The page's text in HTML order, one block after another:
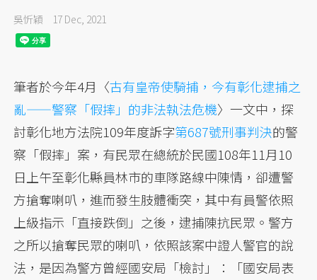
吳忻穎 17 Dec, 2021
筆者於今年4月〈古有皇帝使騎捕，今有彰化逮捕之
亂——警察「假摔」的非法執法危機〉一文中，探
討彰化地方法院109年度訴字第687號刑事判決的警
察「假摔」案，有民眾在總統於民國108年11月10
日上午至彰化縣員林市的車隊路線中陳情，卻遭警
方搶奪喇叭，進而發生肢體衝突，其中有員警依照
上級指示「直接跌倒」之後，逮捕陳抗民眾。警方
之所以搶奪民眾的喇叭，依照該案中證人警官的說
法，是因為警方曾經國安局「檢討」：「國安局表